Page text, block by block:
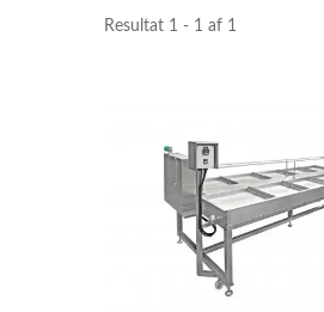
Resultat 1 - 1 af 1